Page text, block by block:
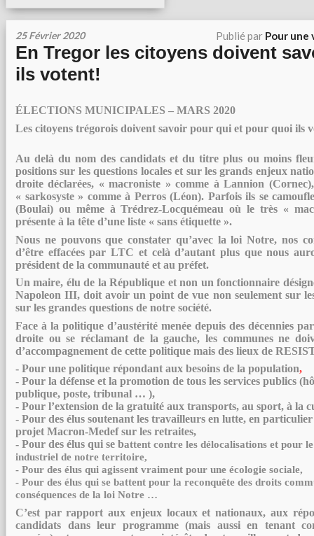
25 Février 2020 Publié par Pour une
En Tregor les citoyens doivent
ils votent!
ÉLECTIONS MUNICIPALES – MARS 2020
Les citoyens trégorois doivent savoir pour qui et pour quoi ils
Au delà du nom des candidats et du titre plus ou moins
positions sur les questions locales et sur les grands enjeux
droite déclarées, « macroniste » comme à Lannion
« sarkosyste » comme à Perros(Léon). Parfois ils se
(Boulai) ou même à Trédrez-Locquémeau où le très «
présente à la tête d’une liste « sans étiquette ».
Nous ne pouvons que constater qu’avec la loi Notre, nos
d’être effacées par LTC et celàd’autant plus que nous
président de la communauté et au préfet.
Un maire, élu de la République et non un fonctionnaire
Napoleon III, doit avoir un point de vue non seulement sur
sur les grandes questions de notre société.
Face à la politique d’austérité menée depuis des décennies
droite ou se réclamant de la gauche, les communesne
d’accompagnement de cette politique mais des lieux de
- Pour une politique répondant aux besoins de la population,
- Pour la défense et la promotion de tous les services publics
publique, poste, tribunal … ),
- Pour l’extension de la gratuité aux transports, au sport, à la
- Pour des élus soutenant les travailleurs en lutte, en
projet Macron-Medef sur les retraites,
- Pour des élus qui se battent contre les délocalisations et pour
industriel de notre territoire,
- Pour des élus qui agissent vraiment pour une écologie sociale,
- Pour des élus qui se battent pour la reconquête des droits
conséquences de la loi Notre …
C’est par rapportaux enjeux locaux et nationaux, aux
candidats dans leur programme (mais aussi en tenant